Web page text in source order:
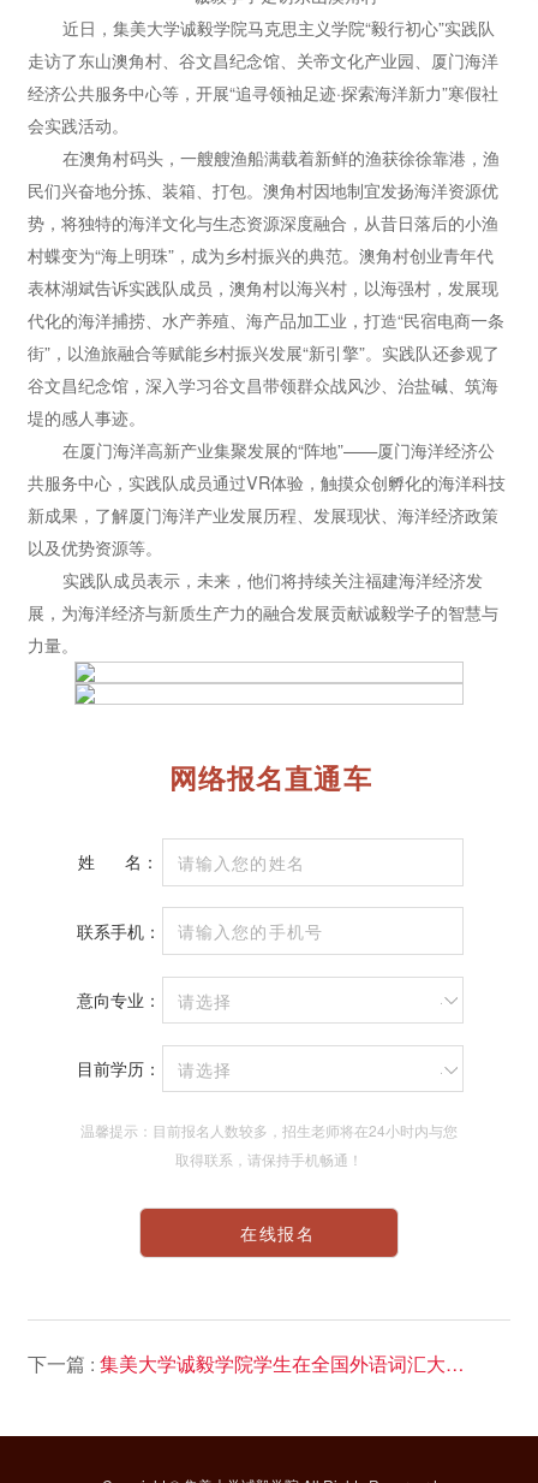
近日，集美大学诚毅学院马克思主义学院“毅行初心”实践队
走访了东山澳角村、谷文昌纪念馆、关帝文化产业园、厦门海洋
经济公共服务中心等，开展“追寻领袖足迹·探索海洋新力”寒假社
会实践活动。
在澳角村码头，一艘艘渔船满载着新鲜的渔获徐徐靠港，渔
民们兴奋地分拣、装箱、打包。澳角村因地制宜发扬海洋资源优
势，将独特的海洋文化与生态资源深度融合，从昔日落后的小渔
村蝶变为“海上明珠”，成为乡村振兴的典范。澳角村创业青年代
表林湖斌告诉实践队成员，澳角村以海兴村，以海强村，发展现
代化的海洋捕捞、水产养殖、海产品加工业，打造“民宿电商一条
街”，以渔旅融合等赋能乡村振兴发展“新引擎”。实践队还参观了
谷文昌纪念馆，深入学习谷文昌带领群众战风沙、治盐碱、筑海
堤的感人事迹。
在厦门海洋高新产业集聚发展的“阵地”——厦门海洋经济公
共服务中心，实践队成员通过VR体验，触摸众创孵化的海洋科技
新成果，了解厦门海洋产业发展历程、发展现状、海洋经济政策
以及优势资源等。
实践队成员表示，未来，他们将持续关注福建海洋经济发
展，为海洋经济与新质生产力的融合发展贡献诚毅学子的智慧与
力量。
网络报名直通车
姓 名：
联系手机：
意向专业： 请选择
目前学历： 请选择
温馨提示：目前报名人数较多，招生老师将在24小时内与您
取得联系，请保持手机畅通！
下一篇 : 集美大学诚毅学院学生在全国外语词汇大赛中获佳绩